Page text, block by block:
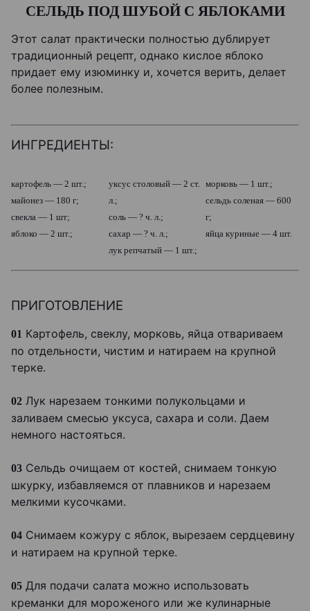
СЕЛЬДЬ ПОД ШУБОЙ С ЯБЛОКАМИ
Этот салат практически полностью дублирует
традиционный рецепт, однако кислое яблоко
придает ему изюминку и, хочется верить, делает
более полезным.
ИНГРЕДИЕНТЫ:
картофель — 2 шт.;
майонез — 180 г;
свекла — 1 шт;
яблоко — 2 шт.;
уксус столовый — 2 ст.
л.;
соль — ? ч. л.;
сахар — ? ч. л.;
лук репчатый — 1 шт.;
морковь — 1 шт.;
сельдь соленая — 600
г;
яйца куриные — 4 шт.
ПРИГОТОВЛЕНИЕ
01 Картофель, свеклу, морковь, яйца отвариваем
по отдельности, чистим и натираем на крупной
терке.
02 Лук нарезаем тонкими полукольцами и
заливаем смесью уксуса, сахара и соли. Даем
немного настояться.
03 Сельдь очищаем от костей, снимаем тонкую
шкурку, избавляемся от плавников и нарезаем
мелкими кусочками.
04 Снимаем кожуру с яблок, вырезаем сердцевину
и натираем на крупной терке.
05 Для подачи салата можно использовать
креманки для мороженого или же кулинарные